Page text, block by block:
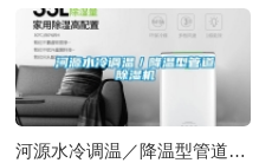
河源水冷调温／降温型管道除湿机